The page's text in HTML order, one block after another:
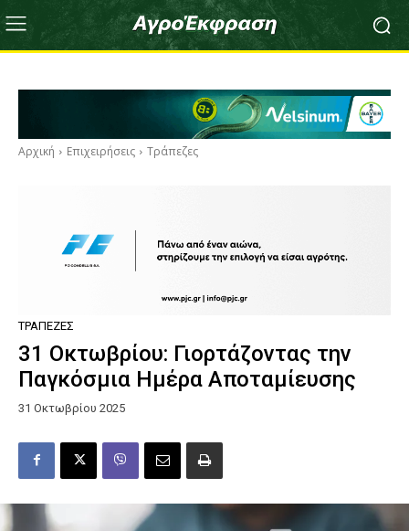
Αρχική Επιχειρήσεις Τράπεζες
ΤΡΆΠΕΖΕΣ
31 Οκτωβρίου: Γιορτάζοντας την
Παγκόσμια Ημέρα Αποταμίευσης
31 Οκτωβρίου 2025